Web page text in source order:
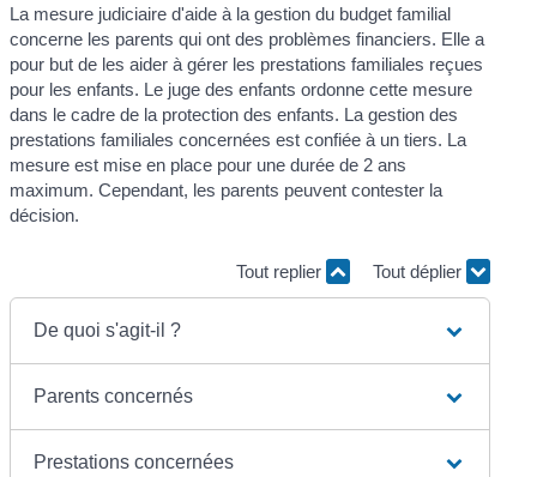
La mesure judiciaire d'aide à la gestion du budget familial
concerne les parents qui ont des problèmes financiers. Elle a
pour but de les aider à gérer les prestations familiales reçues
pour les enfants. Le juge des enfants ordonne cette mesure
dans le cadre de la protection des enfants. La gestion des
prestations familiales concernées est confiée à un tiers. La
mesure est mise en place pour une durée de 2 ans
maximum. Cependant, les parents peuvent contester la
décision.
Tout replier Tout déplier
De quoi s'agit-il ?
Parents concernés
Prestations concernées